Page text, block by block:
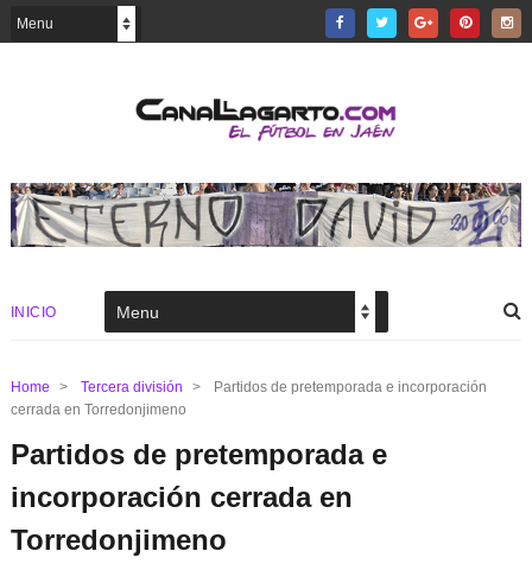
INICIO
Home > Tercera división >
Partidos de pretemporada e incorporación
cerrada en Torredonjimeno
Partidos de pretemporada e
incorporación cerrada en
Torredonjimeno